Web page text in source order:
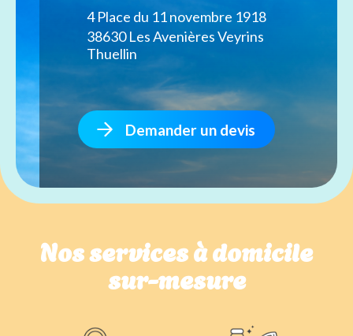
4 Place du 11 novembre 1918
38630 Les Avenières Veyrins
Thuellin
Demander un devis
Nos services à domicile
sur-mesure